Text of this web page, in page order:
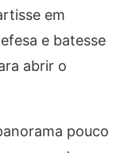
em
e batesse
abrir o
pouco